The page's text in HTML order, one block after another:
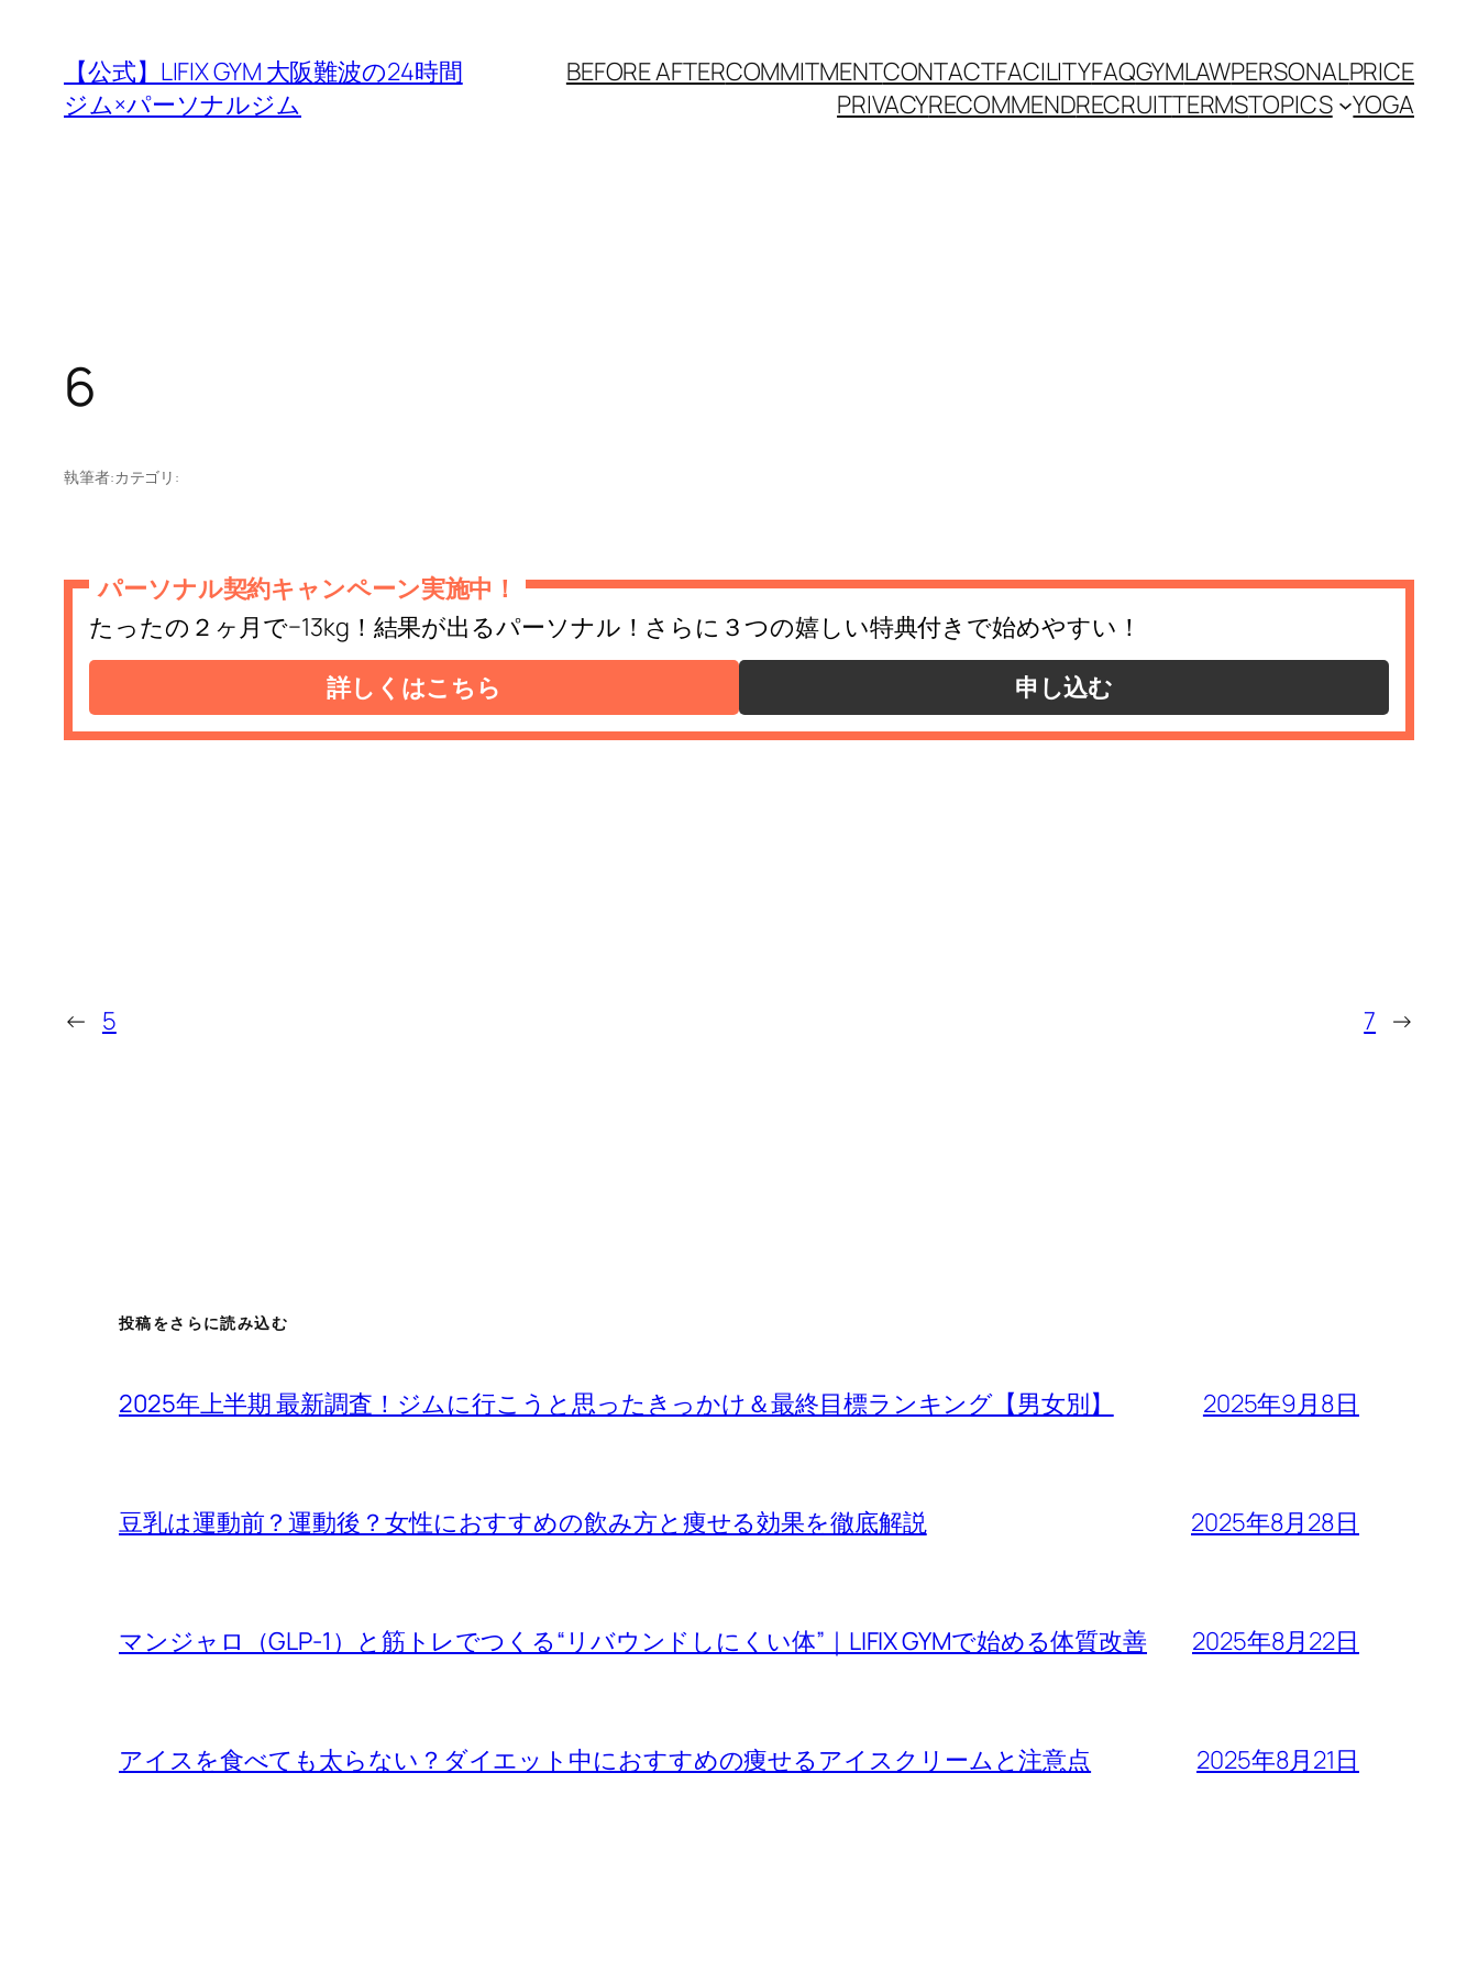
【公式】LIFIX GYM 大阪難波の24時間
ジム×パーソナルジム
BEFORE AFTERCOMMITMENTCONTACTFACILITYFAQGYMLAWPERSONALPRICE
PRIVACYRECOMMENDRECRUITTERMSTOPICS YOGA
6
執筆者:カテゴリ:
パーソナル契約キャンペーン実施中！
たったの２ヶ月で−13kg！結果が出るパーソナル！さらに３つの嬉しい特典付きで始めやすい！
詳しくはこちら
申し込む
← 5 7 →
投稿をさらに読み込む
2025年上半期 最新調査！ジムに行こうと思ったきっかけ＆最終目標ランキング【男女別】 2025年9月8日
豆乳は運動前？運動後？女性におすすめの飲み方と痩せる効果を徹底解説 2025年8月28日
マンジャロ（GLP-1）と筋トレでつくる“リバウンドしにくい体”｜LIFIX GYMで始める体質改善 2025年8月22日
アイスを食べても太らない？ダイエット中におすすめの痩せるアイスクリームと注意点 2025年8月21日